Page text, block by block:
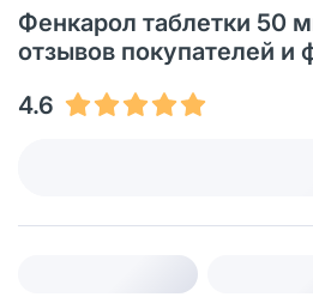
Фенкарол таблетки 50
отзывов покупателей и
4.6